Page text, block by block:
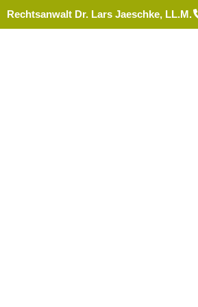
Rechtsanwalt Dr. Lars Jaeschke, LL.M.